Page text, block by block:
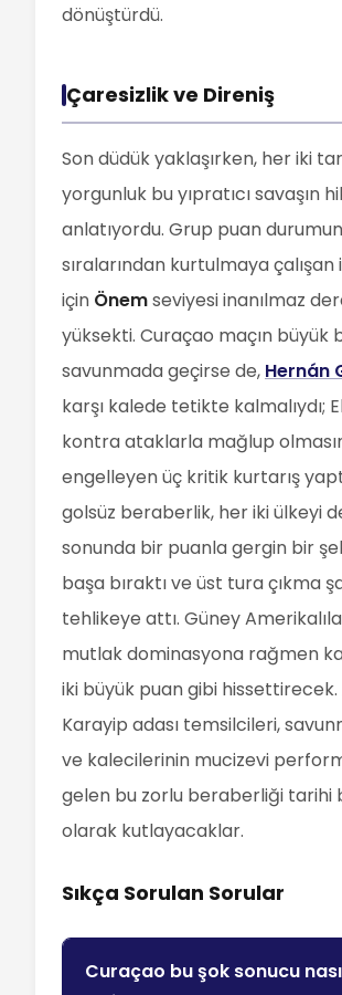
dönüştürdü.
Çaresizlik ve Direniş
Son düdük yaklaşırken, her iki
yorgunluk bu yıpratıcı savaşın
anlatıyordu. Grup puan
sıralarından kurtulmaya çalışan
için Önemseviyesi inanılmaz
yüksekti. Curaçao maçın büyük
savunmada geçirse de, Hernán
karşı kalede tetikte kalmalıydı;
kontra ataklarla mağlup
engelleyen üç kritik kurtarış
golsüz beraberlik, her iki ülkeyi
sonunda bir puanla gergin bir
başa bıraktı ve üst tura çıkma
tehlikeye attı. Güney
mutlak dominasyona rağmen
iki büyük puan gibi hissettirecek.
Karayip adası temsilcileri,
ve kalecilerinin mucizevi
gelen bu zorlu beraberliği tarihi
olarak kutlayacaklar.
Sıkça Sorulan Sorular
Curaçao bu şok sonucu